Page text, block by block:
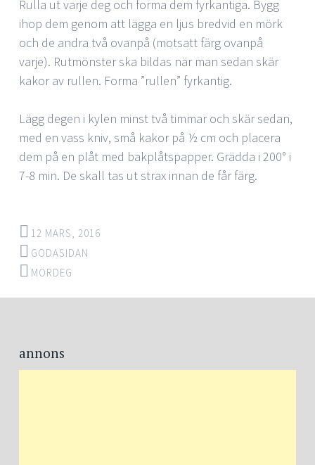
Rulla ut varje deg och forma dem fyrkantiga. Bygg
ihop dem genom att lägga en ljus bredvid en mörk
och de andra två ovanpå (motsatt färg ovanpå
varje). Rutmönster ska bildas när man sedan skär
kakor av rullen. Forma ”rullen” fyrkantig.
Lägg degen i kylen minst två timmar och skär sedan,
med en vass kniv, små kakor på ½ cm och placera
dem på en plåt med bakplåtspapper. Grädda i 200° i
7-8 min. De skall tas ut strax innan de får färg.
12 MARS, 2016
GODASIDAN
MÖRDEG
annons